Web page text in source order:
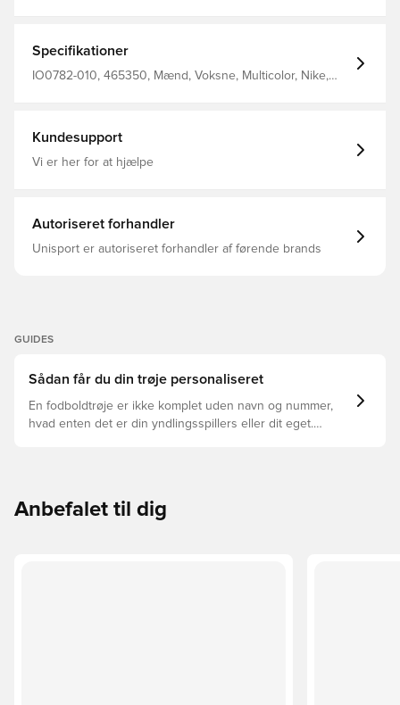
Specifikationer
IO0782-010, 465350, Mænd, Voksne, Multicolor, Nike,
Kundesupport
Vi er her for at hjælpe
Autoriseret forhandler
Unisport er autoriseret forhandler af førende brands
GUIDES
Sådan får du din trøje personaliseret
En fodboldtrøje er ikke komplet uden navn og nummer,
hvad enten det er din yndlingsspillers eller dit eget.
Anbefalet til dig